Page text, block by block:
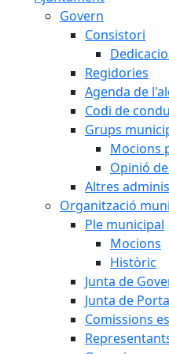
Govern
Consistori
Regidories
Agenda de
Codi de
Grups
Mocions
Opinió
Altres
Organització
Ple municipal
Mocions
Històric
Junta de
Junta de
Comissions